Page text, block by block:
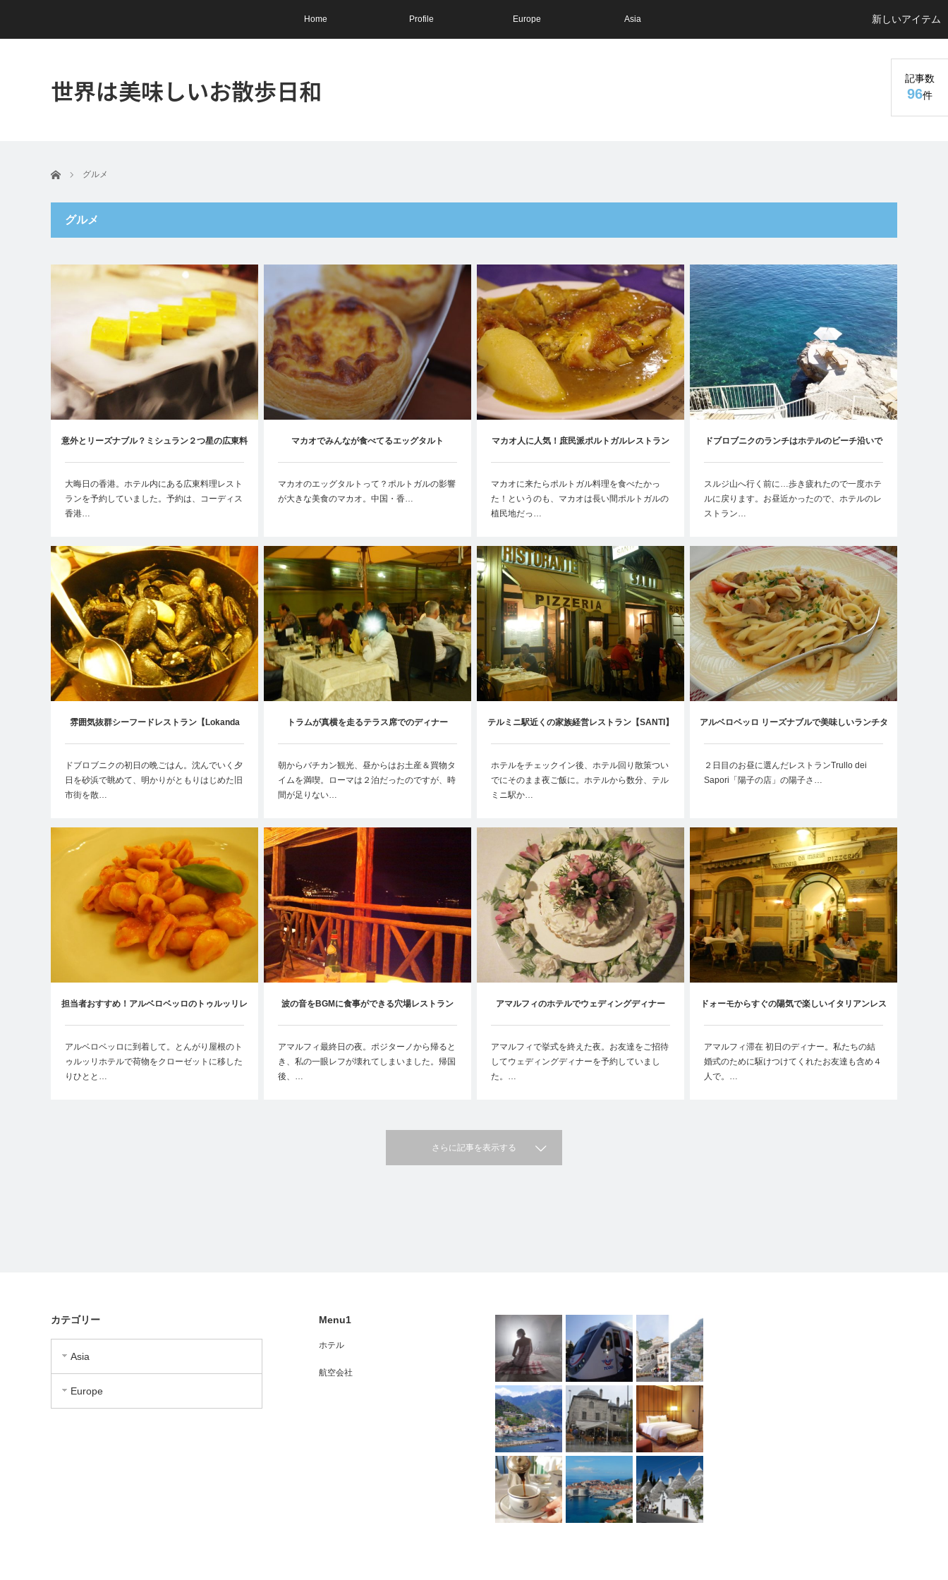
Home Profile Europe Asia 新しいアイテム
世界は美味しいお散歩日和 記事数
96件
ホーム グルメ
グルメ
意外とリーズナブル？ミシュラン２つ星の広東料
理
大晦日の香港。ホテル内にある広東料理レスト
ランを予約していました。予約は、コーディス
香港…
マカオでみんなが食べてるエッグタルト
マカオのエッグタルトって？ポルトガルの影響
が大きな美食のマカオ。中国・香…
マカオ人に人気！庶民派ポルトガルレストラン
マカオに来たらポルトガル料理を食べたかっ
た！というのも、マカオは長い間ポルトガルの
植民地だっ…
ドブロブニクのランチはホテルのビーチ沿いで
スルジ山へ行く前に…歩き疲れたので一度ホテ
ルに戻ります。お昼近かったので、ホテルのレ
ストラン…
雰囲気抜群シーフードレストラン【Lokanda
Peskarija】
ドブロブニクの初日の晩ごはん。沈んでいく夕
日を砂浜で眺めて、明かりがともりはじめた旧
市街を散…
トラムが真横を走るテラス席でのディナー
【Trattoria Nuova Stella】
朝からバチカン観光、昼からはお土産＆買物タ
イムを満喫。ローマは２泊だったのですが、時
間が足りない…
テルミニ駅近くの家族経営レストラン【SANTI】
ホテルをチェックイン後、ホテル回り散策つい
でにそのまま夜ご飯に。ホテルから数分、テル
ミニ駅か…
アルベロベッロ リーズナブルで美味しいランチタ
イム【Trullo dei Sapori】
２日目のお昼に選んだレストランTrullo dei
Sapori「陽子の店」の陽子さ…
担当者おすすめ！アルベロベッロのトゥルッリレ
ストラン【Casa Nova il Ristorante】
アルベロベッロに到着して。とんがり屋根のト
ゥルッリホテルで荷物をクローゼットに移した
りひとと…
波の音をBGMに食事ができる穴場レストラン
【RESTAURANT AL MARE】
アマルフィ最終日の夜。ポジターノから帰ると
き、私の一眼レフが壊れてしまいました。帰国
後、…
アマルフィのホテルでウェディングディナー
【RESTAURANT SANTA CATERINA】
アマルフィで挙式を終えた夜。お友達をご招待
してウェディングディナーを予約していまし
た。…
ドォーモからすぐの陽気で楽しいイタリアンレス
トラン【DA MARIA】
アマルフィ滞在 初日のディナー。私たちの結
婚式のために駆けつけてくれたお友達も含め４
人で。…
さらに記事を表示する
カテゴリー
Asia
Europe
Menu1
ホテル
航空会社